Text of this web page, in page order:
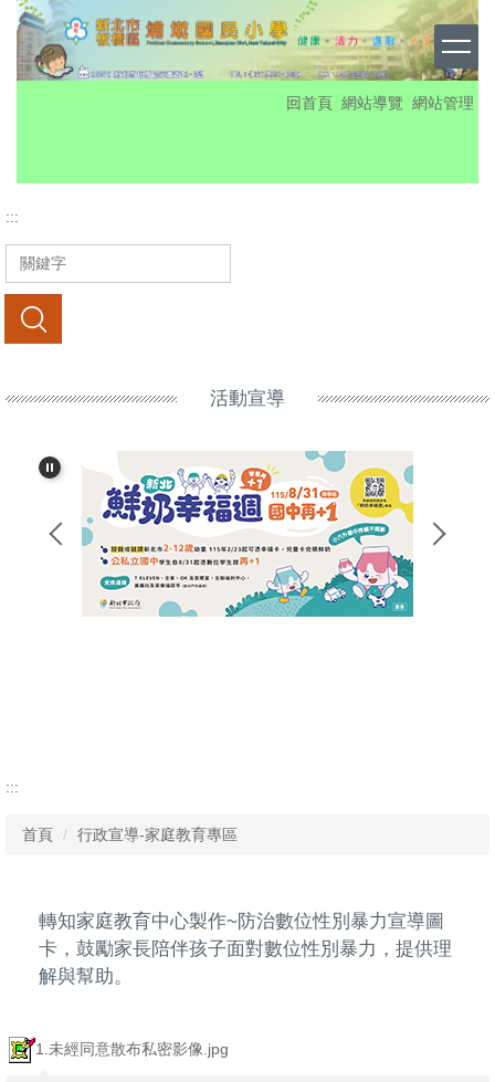
跳
到
主
要
:::
回首頁 網站導覽 網站管理
:::
搜尋
活動宣導
:::
首頁 行政宣導-家庭教育專區
轉知家庭教育中心製作~防治數位性別暴力宣導圖
卡，鼓勵家長陪伴孩子面對數位性別暴力，提供理
解與幫助。
1.未經同意散布私密影像.jpg